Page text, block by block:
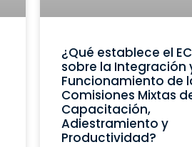
¿Qué establece el
sobre la Integración
Funcionamiento de
Comisiones Mixtas
Capacitación,
Adiestramiento y
Productividad?